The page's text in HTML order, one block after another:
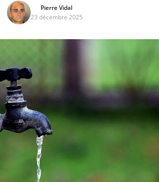
Pierre Vidal
23 décembre 2025